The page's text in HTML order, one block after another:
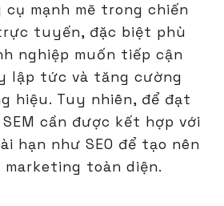
cụ mạnh mẽ trong chiến
tuyến, đặc biệt phù
nghiệp muốn tiếp cận
lập tức và tăng cường
hiệu. Tuy nhiên, để đạt
cần được kết hợp với
hạn như SEO để tạo nên
toàn diện.